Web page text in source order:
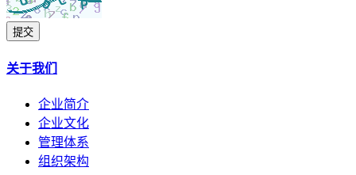
提交
关于我们
企业简介
企业文化
管理体系
组织架构